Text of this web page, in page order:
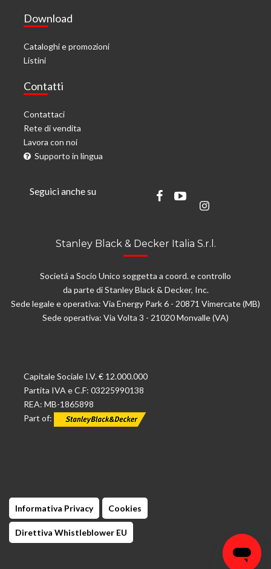
Download
Cataloghi e promozioni
Listini
Contatti
Contattaci
Rete di vendita
Lavora con noi
Supporto in lingua
Seguici anche su
Stanley Black & Decker Italia S.r.l.
Societá a Socio Unico soggetta a coord. e controllo
da parte di Stanley Black & Decker, Inc.
Sede legale e operativa: Via Energy Park 6 - 20871 Vimercate (MB)
Sede operativa: Via Volta 3 - 21020 Monvalle (VA)
Capitale Sociale I.V. € 12.000.000
Partita IVA e C.F: 03225990138
REA: MB-1865898
Part of:
Informativa Privacy Cookies
Direttiva Whistleblower EU